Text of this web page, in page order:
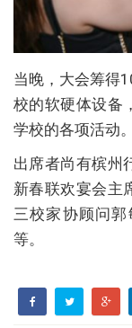
当晚，大会筹得
校的软硬体设备
学校的各项活动。
出席者尚有槟州
新春联欢宴会主
三校家协顾问
等。